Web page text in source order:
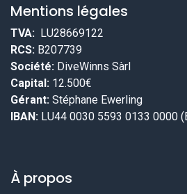
Mentions légales
TVA: LU28669122
RCS: B207739
Société: DiveWinns Sàrl
Capital: 12.500€
Gérant: Stéphane Ewerling
IBAN: LU44 0030 5593 0133 0000
À propos